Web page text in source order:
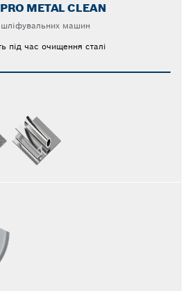
METAL CLEAN
шліфувальних машин
під час очищення сталі